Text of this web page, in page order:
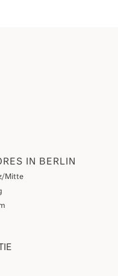
IN BERLIN
Mitte